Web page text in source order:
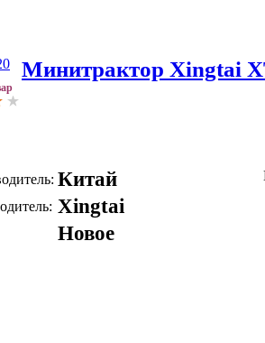
Минитрактор Xingtai
Китай
Xingtai
Новое